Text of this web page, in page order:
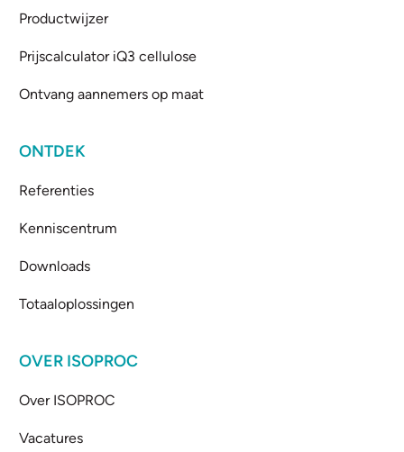
Productwijzer
Prijscalculator iQ3 cellulose
Ontvang aannemers op maat
ONTDEK
Referenties
Kenniscentrum
Downloads
Totaaloplossingen
OVER ISOPROC
Over ISOPROC
Vacatures